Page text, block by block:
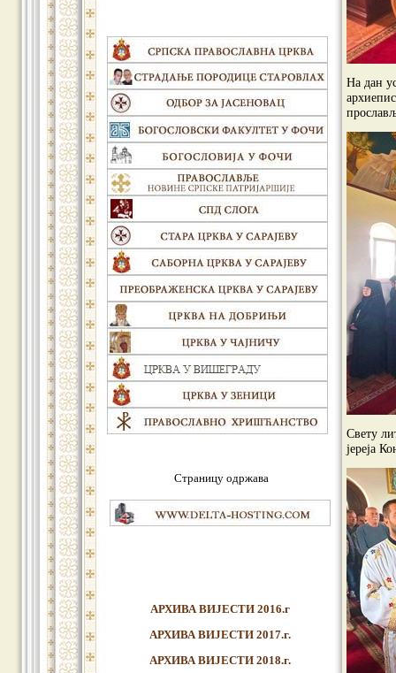
Страницу одржава
АРХИВА ВИЈЕСТИ 2016.г
АРХИВА ВИЈЕСТИ 2017.г.
АРХИВА ВИЈЕСТИ 2018.г.
На дан
Свету
јереја